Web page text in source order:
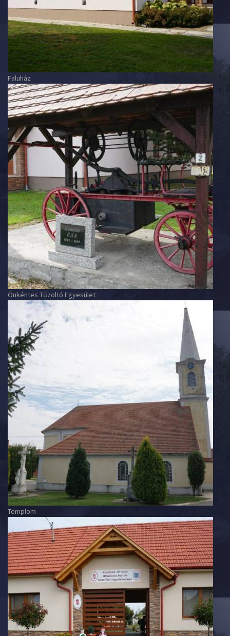
Faluház
Önkéntes Tűzoltó Egyesület
Templom